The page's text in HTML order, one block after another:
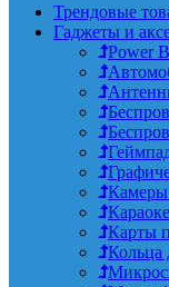
Трендовые
Гаджеты и
Power
Камеры
Карты
Кольца